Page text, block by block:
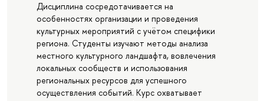
Дисциплина сосредотачивается на
особенностях организации и проведения
культурных мероприятий с учётом специфики
региона. Студенты изучают методы анализа
местного культурного ландшафта, вовлечения
локальных сообществ и использования
региональных ресурсов для успешного
осуществления событий. Курс охватывает